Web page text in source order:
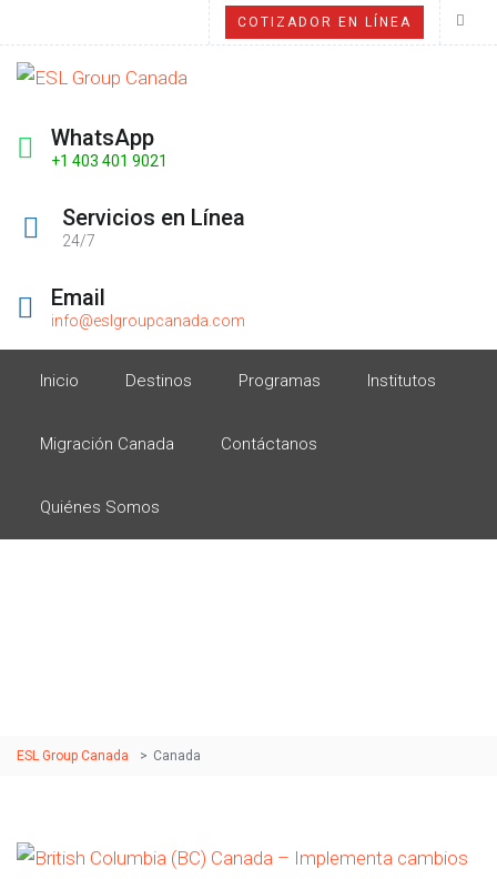
COTIZADOR EN LÍNEA
WhatsApp
+1 403 401 9021
Servicios en Línea
24/7
Email
info@eslgroupcanada.com
Inicio Destinos Programas Institutos
Migración Canada Contáctanos
Quiénes Somos
ESL Group Canada > Canada